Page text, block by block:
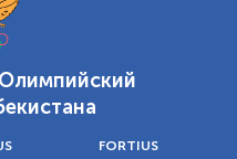
FORTIUS